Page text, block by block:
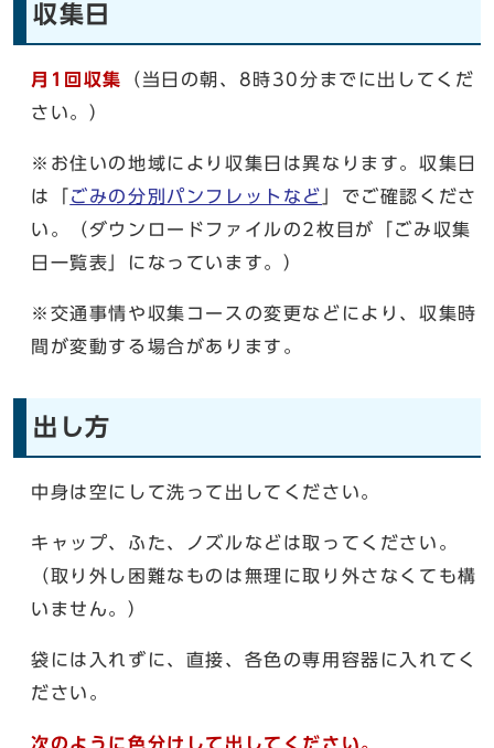
収集日
月1回収集
（当日の朝、8時30分までに出してくだ
さい。）
※お住いの地域により収集日は異なります。収集日
は「
ごみの分別パンフレットなど
」でご確認くださ
い。（ダウンロードファイルの2枚目が「ごみ収集
日一覧表」になっています。）
※交通事情や収集コースの変更などにより、収集時
間が変動する場合があります。
出し方
中身は空にして洗って出してください。
キャップ、ふた、ノズルなどは取ってください。
（取り外し困難なものは無理に取り外さなくても構
いません。）
袋には入れずに、直接、各色の専用容器に入れてく
ださい。
次のように色分けして出してください。